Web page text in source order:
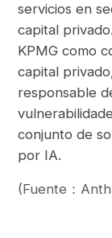
servicios en
capital
KPMG como
capital
responsable
conjunto de
por IA.
(Fuente：